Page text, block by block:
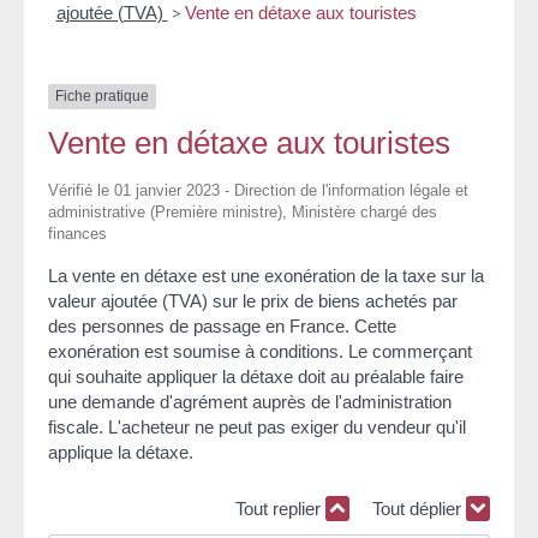
ajoutée (TVA) > Vente en détaxe aux touristes
Fiche pratique
Vente en détaxe aux touristes
Vérifié le 01 janvier 2023 - Direction de l'information légale et
administrative (Première ministre), Ministère chargé des
finances
La vente en détaxe est une exonération de la taxe sur la
valeur ajoutée (TVA) sur le prix de biens achetés par
des personnes de passage en France. Cette
exonération est soumise à conditions. Le commerçant
qui souhaite appliquer la détaxe doit au préalable faire
une demande d'agrément auprès de l'administration
fiscale. L'acheteur ne peut pas exiger du vendeur qu'il
applique la détaxe.
Tout replier Tout déplier